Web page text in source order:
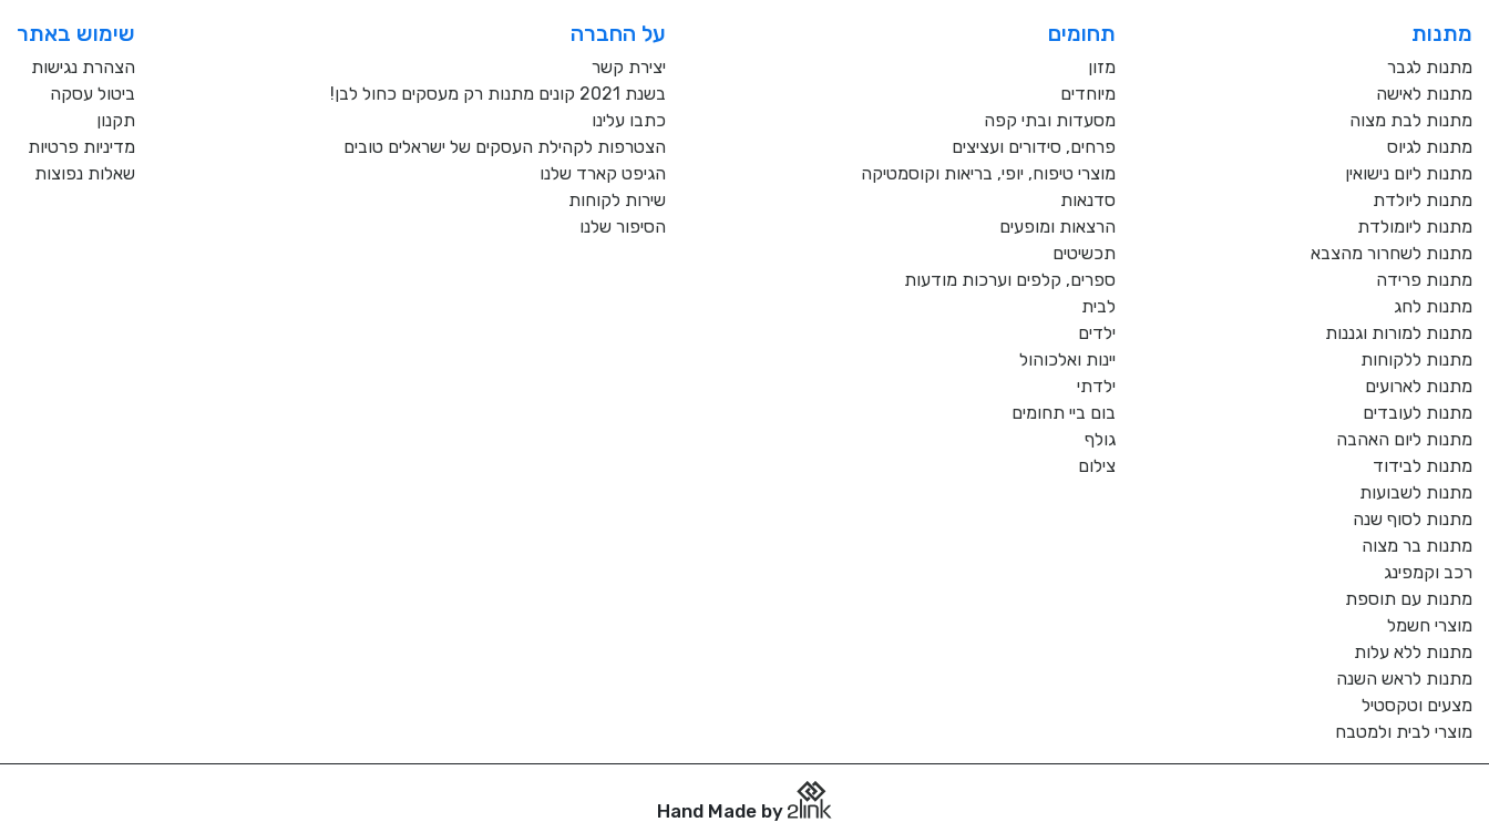
מתנות
מתנות לגבר
מתנות לאישה
מתנות לבת מצוה
מתנות לגיוס
מתנות ליום נישואין
מתנות ליולדת
מתנות ליומולדת
מתנות לשחרור מהצבא
מתנות פרידה
מתנות לחג
מתנות למורות וגננות
מתנות ללקוחות
מתנות לארועים
מתנות לעובדים
מתנות ליום האהבה
מתנות לבידוד
מתנות לשבועות
מתנות לסוף שנה
מתנות בר מצוה
רכב וקמפינג
מתנות עם תוספת
מוצרי חשמל
מתנות ללא עלות
מתנות לראש השנה
מצעים וטקסטיל
מוצרי לבית ולמטבח
תחומים
מזון
מיוחדים
מסעדות ובתי קפה
פרחים, סידורים ועציצים
מוצרי טיפוח, יופי, בריאות וקוסמטיקה
סדנאות
הרצאות ומופעים
תכשיטים
ספרים, קלפים וערכות מודעות
לבית
ילדים
יינות ואלכוהול
ילדתי
בום ביי תחומים
גולף
צילום
על החברה
יצירת קשר
בשנת 2021 קונים מתנות רק מעסקים כחול לבן!
כתבו עלינו
הצטרפות לקהילת העסקים של ישראלים טובים
הגיפט קארד שלנו
שירות לקוחות
הסיפור שלנו
שימוש באתר
הצהרת נגישות
ביטול עסקה
תקנון
מדיניות פרטיות
שאלות נפוצות
Hand Made by